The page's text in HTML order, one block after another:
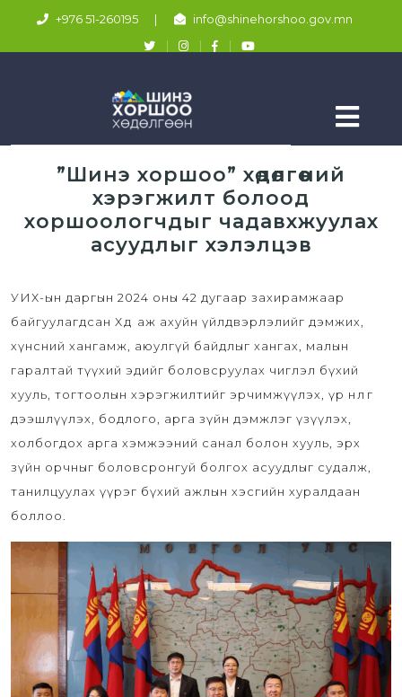
+976 51-260195 | info@shinehorshoo.gov.mn
”Шинэ хоршоо” хөдөлгөөний
хэрэгжилт болоод
хоршоологчдыг чадавхжуулах
асуудлыг хэлэлцэв
УИХ-ын даргын 2024 оны 42 дугаар захирамжаар
байгуулагдсан Хөдөө аж ахуйн үйлдвэрлэлийг дэмжих,
хүнсний хангамж, аюулгүй байдлыг хангах, малын
гаралтай түүхий эдийг боловсруулах чиглэл бүхий
хууль, тогтоолын хэрэгжилтийг эрчимжүүлэх, үр нөлөөг
дээшлүүлэх, бодлого, арга зүйн дэмжлэг үзүүлэх,
холбогдох арга хэмжээний санал болон хууль, эрх
зүйн орчныг боловсронгуй болгох асуудлыг судалж,
танилцуулах үүрэг бүхий ажлын хэсгийн хуралдаан
боллоо.